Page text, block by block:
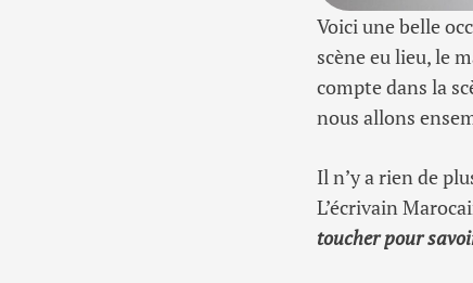
Voici une belle
scène eu lieu, le
compte dans la
nous allons
Il n’y a rien de
L’écrivain
toucher pour